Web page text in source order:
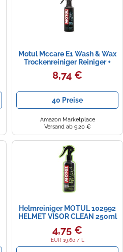
Motul Mccare E1 Wash & Wax
Trockenreiniger Reiniger +
Pflege 102996 400Ml
8,74 €
40 Preise
Amazon Marketplace
Versand ab 9,20 €
Helmreiniger MOTUL 102992
HELMET VISOR CLEAN 250ml
4,75 €
EUR 19,60 / L